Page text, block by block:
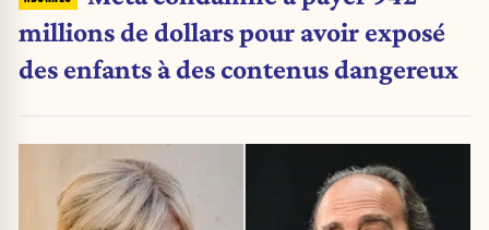
millions de dollars pour avoir exposé
des enfants à des contenus dangereux